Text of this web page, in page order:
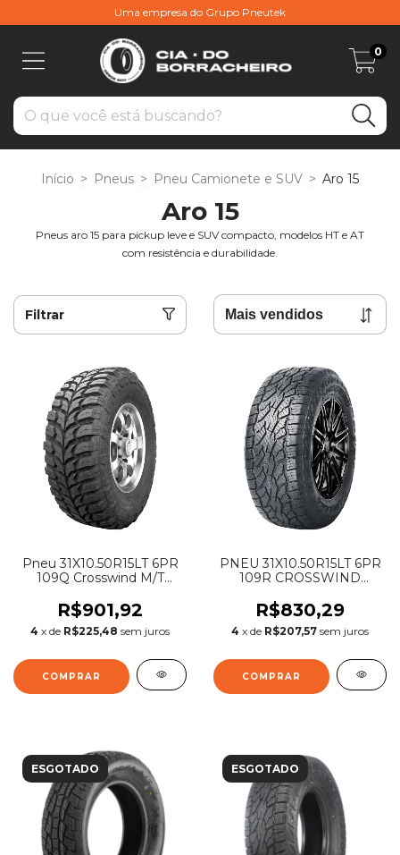
Uma empresa do Grupo Pneutek
0
Início > Pneus > Pneu Camionete e SUV > Aro 15
Aro 15
Pneus aro 15 para pickup leve e SUV compacto, modelos HT e AT
com resistência e durabilidade.
Filtrar
Pneu 31X10.50R15LT 6PR
109Q Crosswind M/T
R$901,92
4 x de R$225,48 sem juros
PNEU 31X10.50R15LT 6PR
109R CROSSWIND
R$830,29
4 x de R$207,57 sem juros
ESGOTADO ESGOTADO